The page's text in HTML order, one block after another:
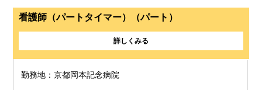
看護師（パートタイマー）（パート）
詳しくみる
勤務地：京都岡本記念病院